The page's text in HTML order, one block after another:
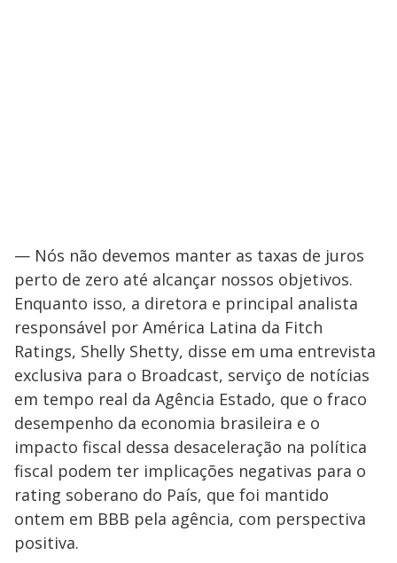
— Nós não devemos manter as taxas de juros
perto de zero até alcançar nossos objetivos.
Enquanto isso, a diretora e principal analista
responsável por América Latina da Fitch
Ratings, Shelly Shetty, disse em uma entrevista
exclusiva para o Broadcast, serviço de notícias
em tempo real da Agência Estado, que o fraco
desempenho da economia brasileira e o
impacto fiscal dessa desaceleração na política
fiscal podem ter implicações negativas para o
rating soberano do País, que foi mantido
ontem em BBB pela agência, com perspectiva
positiva.